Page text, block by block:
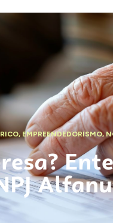
, EMPREENDEDORISMO,